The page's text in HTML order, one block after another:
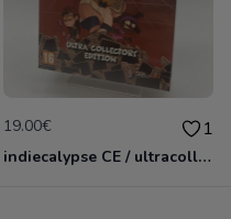
19.00€ 1
indiecalypse CE / ultracollector / Switch